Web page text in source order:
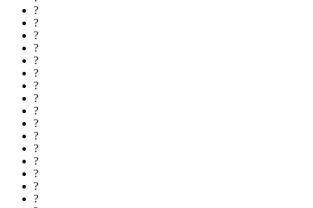
?
?
?
?
?
?
?
?
?
?
?
?
?
?
?
?